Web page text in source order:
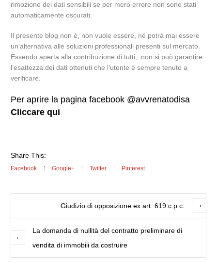
rimozione dei dati sensibili se per mero errore non sono stati
automaticamente oscurati.
Il presente blog non è, non vuole essere, né potrà mai essere
un’alternativa alle soluzioni professionali presenti sul mercato.
Essendo aperta alla contribuzione di tutti, non si può garantire
l’esattezza dei dati ottenuti che l’utente è sempre tenuto a
verificare.
Per aprire la pagina facebook @avvrenatodisa
Cliccare qui
Share This:
Facebook Google+ Twitter Pinterest
Giudizio di opposizione ex art. 619 c.p.c.
La domanda di nullità del contratto preliminare di
vendita di immobili da costruire